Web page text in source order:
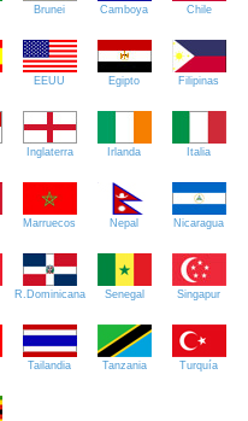
Brunei Camboya Chile
EEUU Egipto Filipinas
Inglaterra Irlanda Italia
Marruecos Nepal Nicaragua
R.Dominicana Senegal Singapur
Tailandia Tanzania Turquía